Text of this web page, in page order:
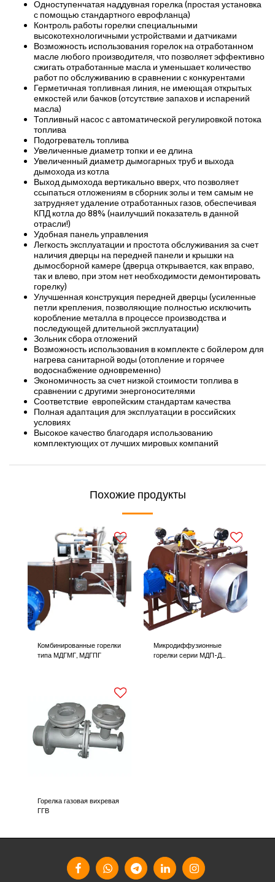
Одноступенчатая наддувная горелка (простая установка
с помощью стандартного еврофланца)
Контроль работы горелки специальными
высокотехнологичными устройствами и датчиками
Возможность использования горелок на отработанном
масле любого производителя, что позволяет эффективно
сжигать отработанные масла и уменьшает количество
работ по обслуживанию в сравнении с конкурентами
Герметичная топливная линия, не имеющая открытых
емкостей или бачков (отсутствие запахов и испарений
масла)
Топливный насос с автоматической регулировкой потока
топлива
Подогреватель топлива
Увеличенные диаметр топки и ее длина
Увеличенный диаметр дымогарных труб и выхода
дымохода из котла
Выход дымохода вертикально вверх, что позволяет
ссыпаться отложениям в сборник золы и тем самым не
затрудняет удаление отработанных газов, обеспечивая
КПД котла до 88% (наилучший показатель в данной
отрасли!)
Удобная панель управления
Легкость эксплуатации и простота обслуживания за счет
наличия дверцы на передней панели и крышки на
дымосборной камере (дверца открывается, как вправо,
так и влево, при этом нет необходимости демонтировать
горелку)
Улучшенная конструкция передней дверцы (усиленные
петли крепления, позволяющие полностью исключить
коробление металла в процессе производства и
последующей длительной эксплуатации)
Зольник сбора отложений
Возможность использования в комплекте с бойлером для
нагрева санитарной воды (отопление и горячее
водоснабжение одновременно)
Экономичность за счет низкой стоимости топлива в
сравнении с другими энергоносителями
Соответствие европейским стандартам качества
Полная адаптация для эксплуатации в российских
условиях
Высокое качество благодаря использованию
комплектующих от лучших мировых компаний
Похожие продукты
Комбинированные горелки
типа МДГМГ, МДГПГ
Микродиффузионные
горелки серии МДП-Д
Горелка газовая вихревая
ГГВ